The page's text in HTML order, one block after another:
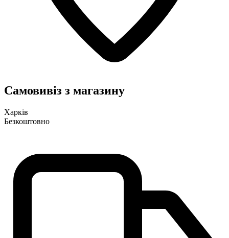
Самовивіз з магазину
Харків
Безкоштовно